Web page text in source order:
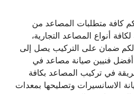
كافة متطلبات المصاعد من
أنواع المصاعد التجارية،
لكم ضمان على التركيب يصل إلى
أفضل فنيين صيانة مصاعد في
في تركيب المصاعد بكافة
الاسانسيرات وتصليحها بمعدات